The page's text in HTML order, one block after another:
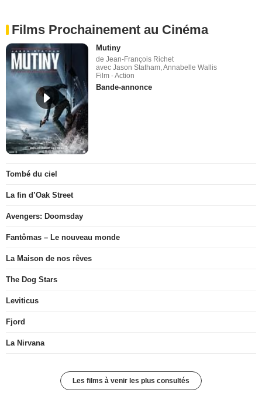
Films Prochainement au Cinéma
Mutiny
de Jean-François Richet
avec Jason Statham, Annabelle Wallis
Film - Action
Bande-annonce
Tombé du ciel
La fin d’Oak Street
Avengers: Doomsday
Fantômas – Le nouveau monde
La Maison de nos rêves
The Dog Stars
Leviticus
Fjord
La Nirvana
Les films à venir les plus consultés